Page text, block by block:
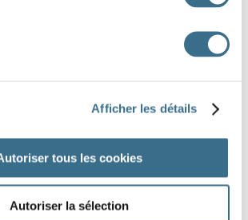
Afficher les détails
tous les cookies
Autoriser la sélection
- Indicatif Futur antérieur